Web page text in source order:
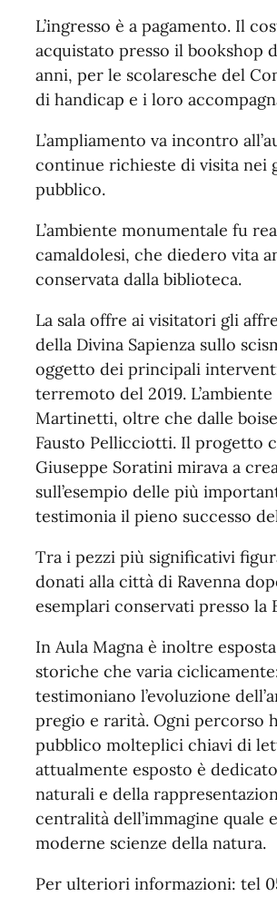
L’ingresso è a pagamento. Il
acquistato presso il bookshop
anni, per le scolaresche del
di handicap e i loro
L’ampliamento va incontro
continue richieste di visita nei
pubblico.
L’ambiente monumentale fu
camaldolesi, che diedero vita
conservata dalla biblioteca.
La sala offre ai visitatori gli
della Divina Sapienza sullo
oggetto dei principali
terremoto del 2019.
Martinetti, oltre che dalle
Fausto Pellicciotti. Il progetto
Giuseppe Soratini mirava a
sull’esempio delle più
testimonia il pieno successo
Tra i pezzi più significativi
donati alla città di Ravenna
esemplari conservati presso
In Aula Magna è inoltre
storiche che varia
testimoniano l’evoluzione
pregio e rarità. Ogni percorso
pubblico molteplici chiavi di
attualmente esposto è
naturali e della
centralità dell’immagine
moderne scienze della natura.
Per ulteriori informazioni: tel